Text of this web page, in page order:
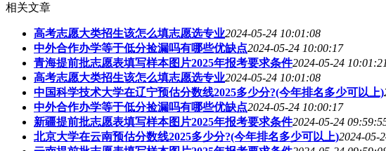
相关文章
高考志愿大类招生该怎么填志愿选专业2024-05-24 10:01:08
中外合作办学等于低分捡漏吗有哪些优缺点2024-05-24 10:00:17
青海提前批志愿表填写样本图片2025年报考要求条件2024-05-24 10:01:21
高考志愿大类招生该怎么填志愿选专业2024-05-24 10:01:08
中国科学技术大学在辽宁预估分数线2025多少分?(今年排名多少可以上)
中外合作办学等于低分捡漏吗有哪些优缺点2024-05-24 10:00:17
新疆提前批志愿表填写样本图片2025年报考要求条件2024-05-24
北京大学在云南预估分数线2025多少分?(今年排名多少可以上)2024-05-